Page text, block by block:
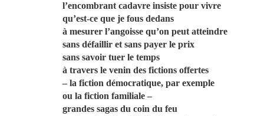
l’encombrant cadavre insiste pour vivre
qu’est-ce que je fous dedans
à mesurer l’angoisse qu’on peut atteindre
sans défaillir et sans payer le prix
sans savoir tuer le temps
à travers le venin des fictions offertes
– la fiction démocratique, par exemple
ou la fiction familiale –
grandes sagas du coin du feu